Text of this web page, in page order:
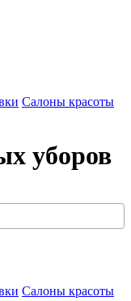
Салоны красоты
уборов
Салоны красоты